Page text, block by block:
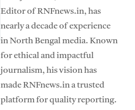
Editor of RNFnews.in, has
nearly a decade of experience
in North Bengal media. Known
for ethical and impactful
journalism, his vision has
made RNFnews.in a trusted
platform for quality reporting.